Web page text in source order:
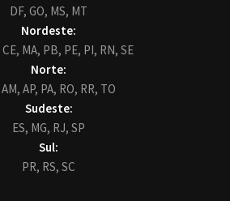
DF, GO, MS, MT
Nordeste:
CE, MA, PB, PE, PI, RN, SE
Norte:
AM, AP, PA, RO, RR, TO
Sudeste:
ES, MG, RJ, SP
Sul:
PR, RS, SC